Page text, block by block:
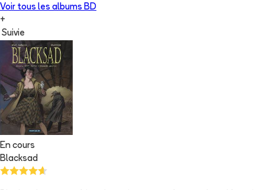
Voir tous les albums BD
+
Suivie
En cours
Blacksad